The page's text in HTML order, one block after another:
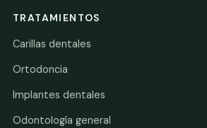
TRATAMIENTOS
Carillas dentales
Ortodoncia
Implantes dentales
Odontología general